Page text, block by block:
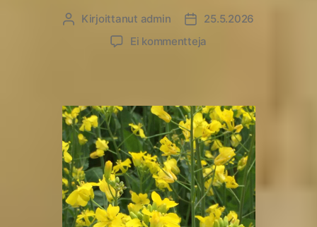
Kirjoittaja
Kirjoittanut admin Julkaisupäivämäärä
25.5.2026
Ei kommentteja
Kouvolassa:
Rapsipellon
ja
kuminapellon
äärellä
7.7.2026